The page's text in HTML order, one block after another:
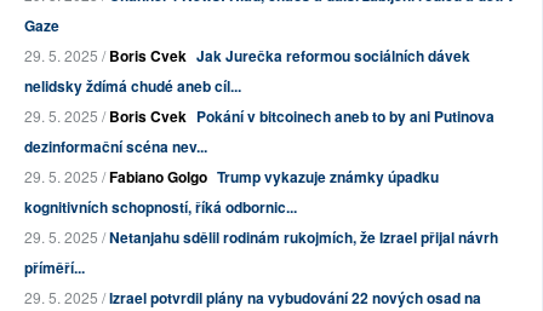
Gaze
29. 5. 2025 /Boris Cvek Jak Jurečka reformou sociálních dávek
nelidsky ždímá chudé aneb cíl...
29. 5. 2025 /Boris Cvek Pokání v bitcoinech aneb to by ani Putinova
dezinformační scéna nev...
29. 5. 2025 /Fabiano Golgo Trump vykazuje známky úpadku
kognitivních schopností, říká odbornic...
29. 5. 2025 /Netanjahu sdělil rodinám rukojmích, že Izrael přijal návrh
příměří...
29. 5. 2025 /Izrael potvrdil plány na vybudování 22 nových osad na